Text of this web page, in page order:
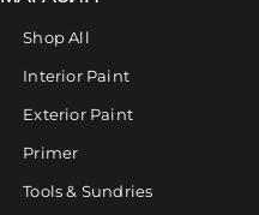
Shop All
Interior Paint
Exterior Paint
Primer
Tools & Sundries